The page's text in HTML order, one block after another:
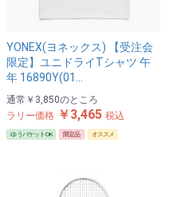
YONEX(ヨネックス) 【受注会
限定】ユニドライTシャツ 午
年 16890Y(01…
通常 ￥3,850のところ
ラリー価格 ￥3,465税込
ゆうパケットOK 限定品 オススメ